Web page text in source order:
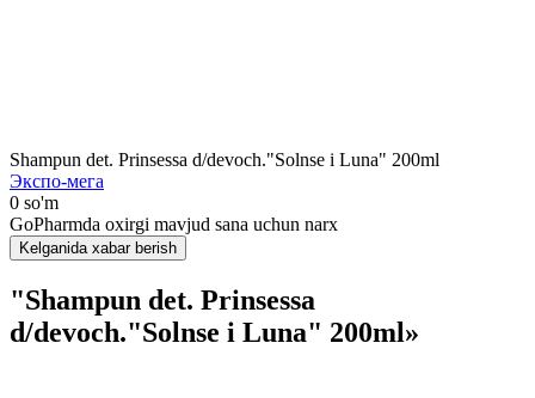
Shampun det. Prinsessa d/devoch."Solnse i Luna" 200ml
Экспо-мега
0 so'm
GoPharmda oxirgi mavjud sana uchun narx
Kelganida xabar berish
"Shampun det. Prinsessa
d/devoch."Solnse i Luna" 200ml»